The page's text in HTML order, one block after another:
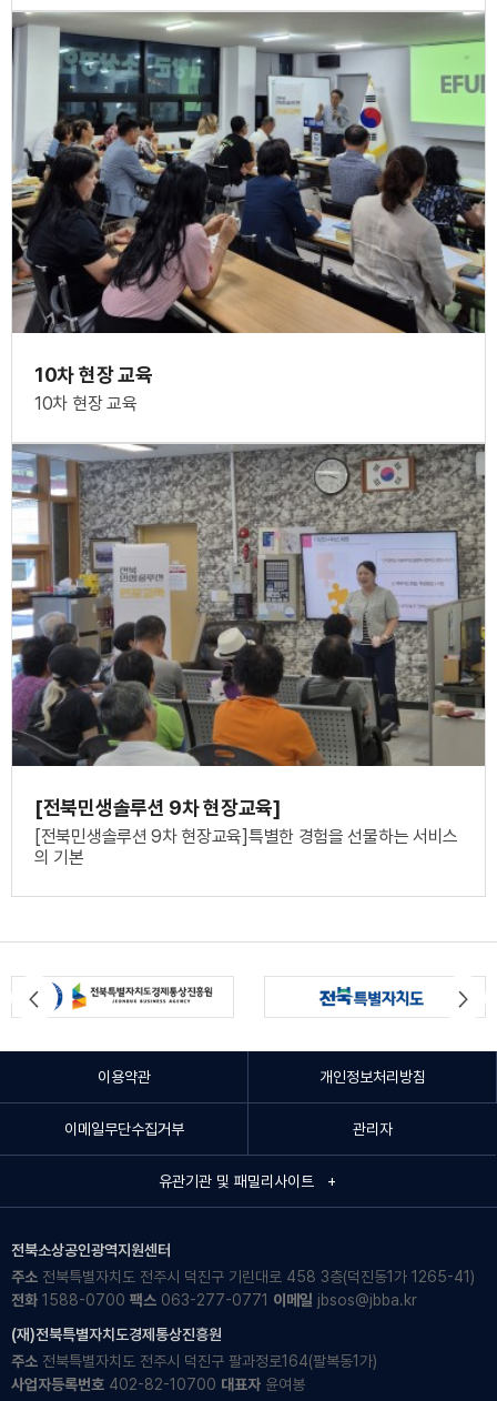
10차 현장 교육
10차 현장 교육
[전북민생솔루션 9차 현장교육]
[전북민생솔루션 9차 현장교육]특별한 경험을 선물하는 서비스
의 기본
이용약관 개인정보처리방침
이메일무단수집거부 관리자
유관기관 및 패밀리사이트 +
전북소상공인광역지원센터
주소 전북특별자치도 전주시 덕진구 기린대로 458 3층(덕진동1가 1265-41)
전화 1588-0700 팩스 063-277-0771 이메일 jbsos@jbba.kr
(재)전북특별자치도경제통상진흥원
주소 전북특별자치도 전주시 덕진구 팔과정로164(팔복동1가)
사업자등록번호 402-82-10700 대표자 윤여봉